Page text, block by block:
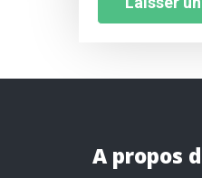
A propos